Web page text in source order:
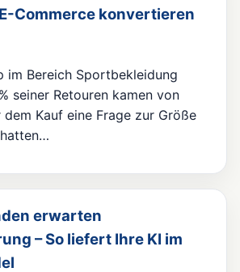
Commerce konvertieren
im Bereich Sportbekleidung
seiner Retouren kamen von
dem Kauf eine Frage zur Größe
erwarten
– So liefert Ihre KI im